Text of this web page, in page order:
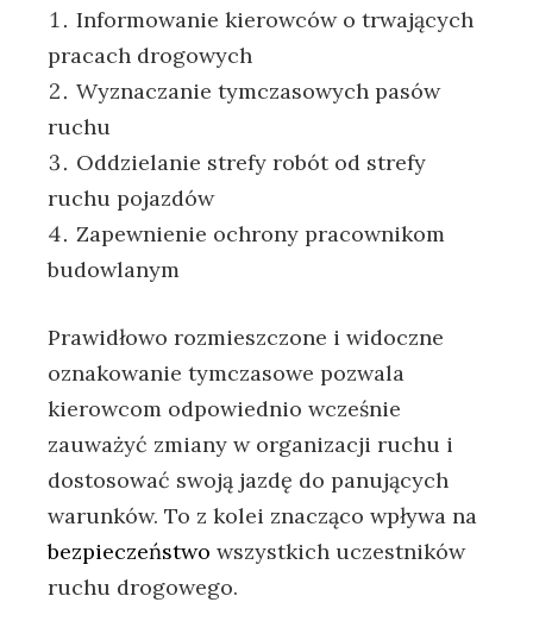
Informowanie kierowców o trwających
pracach drogowych
Wyznaczanie tymczasowych pasów
ruchu
Oddzielanie strefy robót od strefy
ruchu pojazdów
Zapewnienie ochrony pracownikom
budowlanym
Prawidłowo rozmieszczone i widoczne
oznakowanie tymczasowe pozwala
kierowcom odpowiednio wcześnie
zauważyć zmiany w organizacji ruchu i
dostosować swoją jazdę do panujących
warunków. To z kolei znacząco wpływa na
bezpieczeństwo wszystkich uczestników
ruchu drogowego.